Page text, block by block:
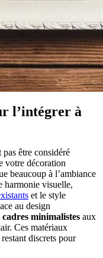
l’intégrer à
être considéré
votre décoration
beaucoup à l’ambiance
harmonie visuelle,
et le style
au design
cadres minimalistes aux
Ces matériaux
discrets pour